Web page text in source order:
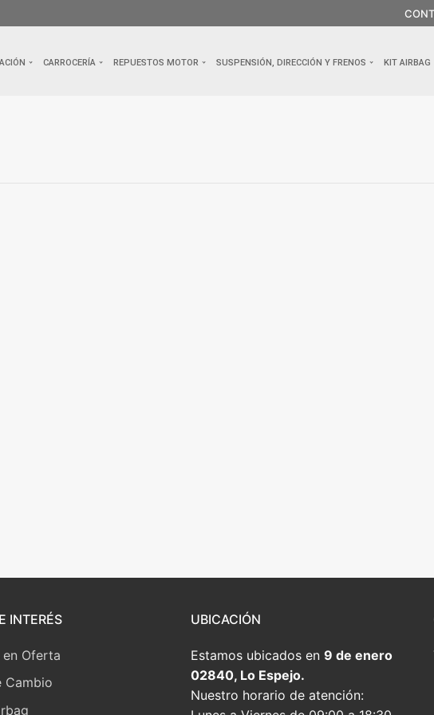
CARROCERÍA REPUESTOS MOTOR SUSPENSIÓN, DIRECCIÓN Y FRENOS KIT AIRBAG
INTERÉS
Oferta
Cambio
UBICACIÓN
Estamos ubicados en 9 de enero
02840, Lo Espejo.
Nuestro horario de atención: